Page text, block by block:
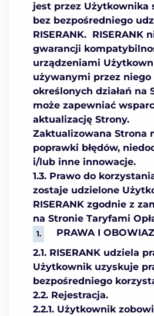
jest przez Użytkownika
bez bezpośredniego
RISERANK. RISERANK
gwarancji
urządzeniami
używanymi przez
określonych działań na
może zapewniać
aktualizację Strony.
Zaktualizowana Strona
poprawki błędów,
i/lub inne innowacje.
1.3. Prawo do
zostaje udzielone
RISERANK zgodnie z
na Stronie Taryfami
PRAWA I
2.1. RISERANK udziela
Użytkownik uzyskuje
bezpośredniego
2.2. Rejestracja.
2.2.1. Użytkownik